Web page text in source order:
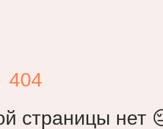
404
страницы нет